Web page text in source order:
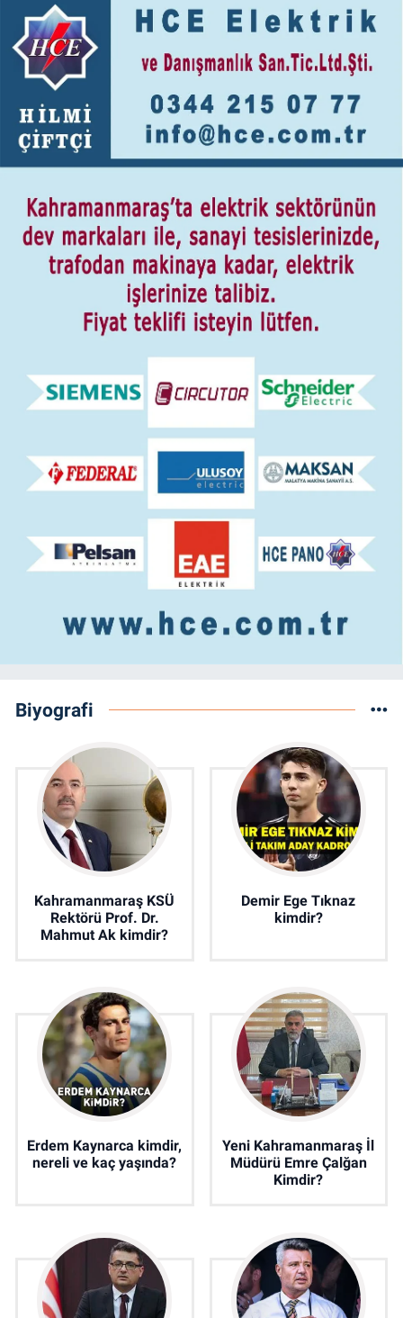
Biyografi
Kahramanmaraş KSÜ
Rektörü Prof. Dr.
Mahmut Ak kimdir?
Demir Ege Tıknaz
kimdir?
Erdem Kaynarca kimdir,
nereli ve kaç yaşında?
Yeni Kahramanmaraş İl
Müdürü Emre Çalğan
Kimdir?